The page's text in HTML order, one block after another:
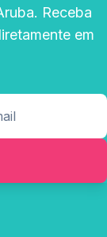
Receba
em